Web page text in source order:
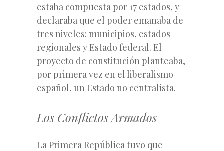
estaba compuesta por 17 estados, y
declaraba que el poder emanaba de
tres niveles: municipios, estados
regionales y Estado federal. El
proyecto de constitución planteaba,
por primera vez en el liberalismo
español, un Estado no centralista.
Los Conflictos Armados
La Primera República tuvo que